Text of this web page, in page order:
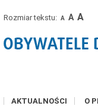
Rozmiar tekstu: A A A
AKTUALNOŚCI O